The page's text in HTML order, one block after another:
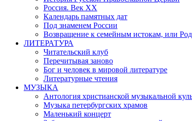
Россия. Век ХХ
Календарь памятных дат
Под знаменем России
Возвращение к семейным истокам, или
ЛИТЕРАТУРА
Читательский клуб
Перечитывая заново
Бог и человек в мировой литературе
Литературные чтения
МУЗЫКА
Антология христианской музыкальной
Музыка петербургских храмов
Маленький концерт